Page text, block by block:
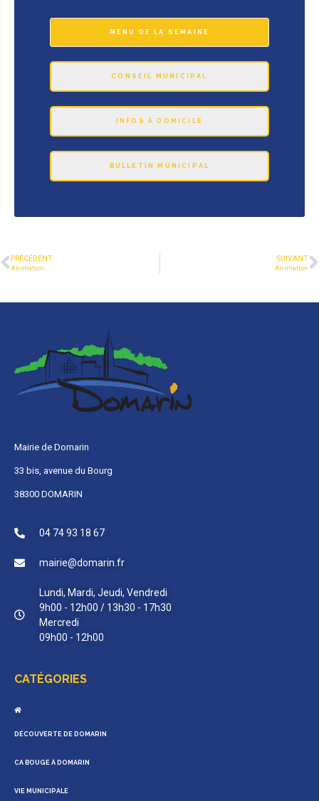
MENU DE LA SEMAINE
CONSEIL MUNICIPAL
INFOS À DOMICILE
BULLETIN MUNICIPAL
PRÉCÉDENT
Animation
SUIVANT
Animation
Mairie de Domarin
33 bis, avenue du Bourg
38300 DOMARIN
04 74 93 18 67
mairie@domarin.fr
Lundi, Mardi, Jeudi, Vendredi
9h00 - 12h00 / 13h30 - 17h30
Mercredi
09h00 - 12h00
CATÉGORIES
DÉCOUVERTE DE DOMARIN
CA BOUGE À DOMARIN
VIE MUNICIPALE